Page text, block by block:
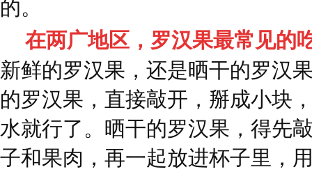
的。
在两广地区，罗汉果最常见的
新鲜的罗汉果，还是晒干的罗汉
的罗汉果，直接敲开，掰成小块
水就行了。晒干的罗汉果，得先
子和果肉，再一起放进杯子里，